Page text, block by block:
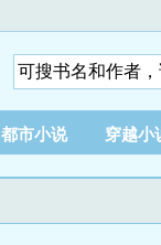
都市小说 穿越小